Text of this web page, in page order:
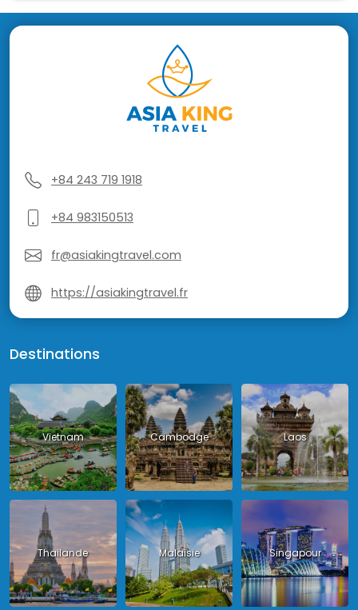
+84 243 719 1918
+84 983150513
fr@asiakingtravel.com
https://asiakingtravel.fr
Destinations
Vietnam Cambodge Laos
Thailande Malaisie Singapour